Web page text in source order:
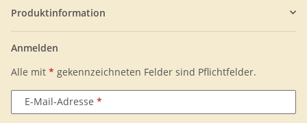
Produktinformation
Anmelden
Alle mit * gekennzeichneten Felder sind Pflichtfelder.
E-Mail-Adresse